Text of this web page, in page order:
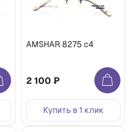
AMSHAR 8275 c4
2 100 ₽
Купить в 1 клик